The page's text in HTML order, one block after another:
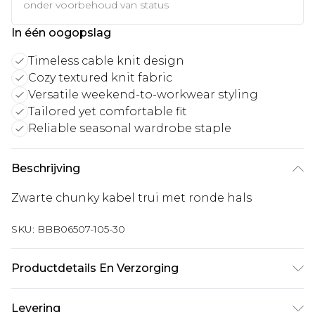
onder voorbehoud van status
In één oogopslag
Timeless cable knit design
Cozy textured knit fabric
Versatile weekend-to-workwear styling
Tailored yet comfortable fit
Reliable seasonal wardrobe staple
Beschrijving
Zwarte chunky kabel trui met ronde hals
SKU: BBB06507-105-30
Productdetails En Verzorging
Levering